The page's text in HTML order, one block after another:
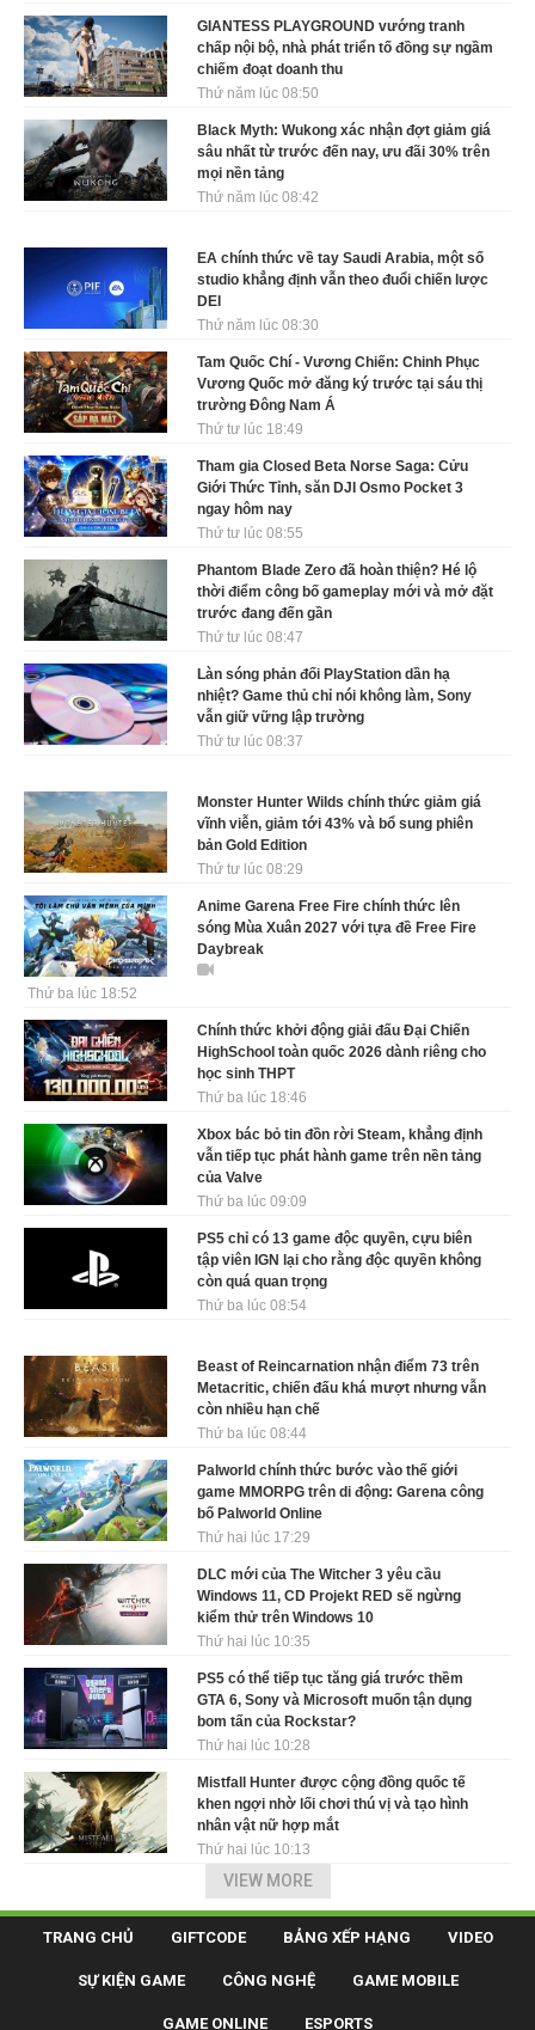
GIANTESS PLAYGROUND vướng tranh
chấp nội bộ, nhà phát triển tố đồng sự ngầm
chiếm đoạt doanh thu
Thứ năm lúc 08:50
Black Myth: Wukong xác nhận đợt giảm giá
sâu nhất từ trước đến nay, ưu đãi 30% trên
mọi nền tảng
Thứ năm lúc 08:42
EA chính thức về tay Saudi Arabia, một số
studio khẳng định vẫn theo đuổi chiến lược
DEI
Thứ năm lúc 08:30
Tam Quốc Chí - Vương Chiến: Chinh Phục
Vương Quốc mở đăng ký trước tại sáu thị
trường Đông Nam Á
Thứ tư lúc 18:49
Tham gia Closed Beta Norse Saga: Cửu
Giới Thức Tỉnh, săn DJI Osmo Pocket 3
ngay hôm nay
Thứ tư lúc 08:55
Phantom Blade Zero đã hoàn thiện? Hé lộ
thời điểm công bố gameplay mới và mở đặt
trước đang đến gần
Thứ tư lúc 08:47
Làn sóng phản đối PlayStation dần hạ
nhiệt? Game thủ chỉ nói không làm, Sony
vẫn giữ vững lập trường
Thứ tư lúc 08:37
Monster Hunter Wilds chính thức giảm giá
vĩnh viễn, giảm tới 43% và bổ sung phiên
bản Gold Edition
Thứ tư lúc 08:29
Anime Garena Free Fire chính thức lên
sóng Mùa Xuân 2027 với tựa đề Free Fire
Daybreak
Thứ ba lúc 18:52
Chính thức khởi động giải đấu Đại Chiến
HighSchool toàn quốc 2026 dành riêng cho
học sinh THPT
Thứ ba lúc 18:46
Xbox bác bỏ tin đồn rời Steam, khẳng định
vẫn tiếp tục phát hành game trên nền tảng
của Valve
Thứ ba lúc 09:09
PS5 chỉ có 13 game độc quyền, cựu biên
tập viên IGN lại cho rằng độc quyền không
còn quá quan trọng
Thứ ba lúc 08:54
Beast of Reincarnation nhận điểm 73 trên
Metacritic, chiến đấu khá mượt nhưng vẫn
còn nhiều hạn chế
Thứ ba lúc 08:44
Palworld chính thức bước vào thế giới
game MMORPG trên di động: Garena công
bố Palworld Online
Thứ hai lúc 17:29
DLC mới của The Witcher 3 yêu cầu
Windows 11, CD Projekt RED sẽ ngừng
kiểm thử trên Windows 10
Thứ hai lúc 10:35
PS5 có thể tiếp tục tăng giá trước thềm
GTA 6, Sony và Microsoft muốn tận dụng
bom tấn của Rockstar?
Thứ hai lúc 10:28
Mistfall Hunter được cộng đồng quốc tế
khen ngợi nhờ lối chơi thú vị và tạo hình
nhân vật nữ hợp mắt
Thứ hai lúc 10:13
VIEW MORE
TRANG CHỦ GIFTCODE BẢNG XẾP HẠNG VIDEO
SỰ KIỆN GAME CÔNG NGHỆ GAME MOBILE
GAME ONLINE ESPORTS